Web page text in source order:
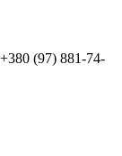
+380 (97) 881-74-